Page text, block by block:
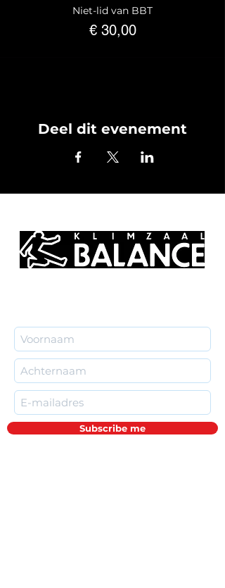
Niet-lid van BBT
€ 30,00
Deel dit evenement
Subscribe me